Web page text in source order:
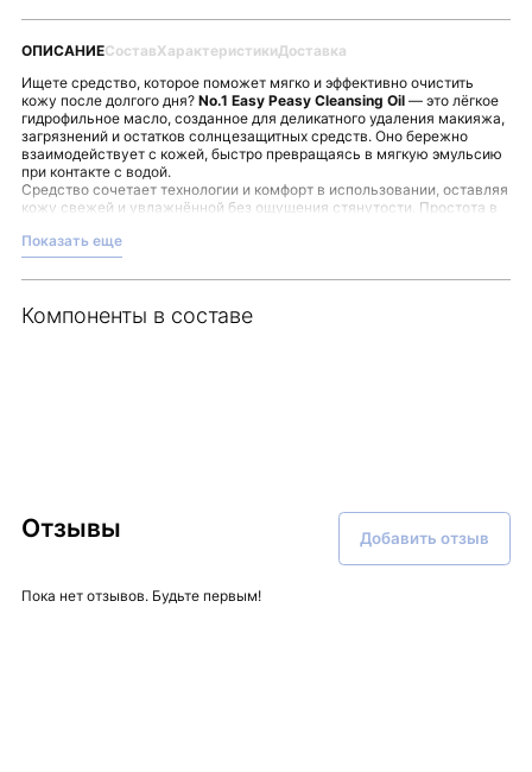
ОПИСАНИЕСоставХарактеристикиДоставка
Ищете средство, которое поможет мягко и эффективно очистить
кожу после долгого дня? No.1 Easy Peasy Cleansing Oil— это лёгкое
гидрофильное масло, созданное для деликатного удаления макияжа,
загрязнений и остатков солнцезащитных средств. Оно бережно
взаимодействует с кожей, быстро превращаясь в мягкую эмульсию
при контакте с водой.
Средство сочетает технологии и комфорт в использовании, оставляя
кожу свежей и увлажнённой без ощущения стянутости. Простота в
Удаляет загрязнения, включая черные точки и
Сохраняет естественное состояние кожи, не утяжеляя её.
Показать еще
Компоненты в составе
Отзывы Добавить отзыв
Пока нет отзывов. Будьте первым!